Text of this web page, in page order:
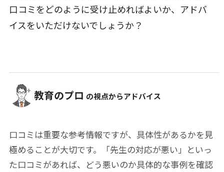
口コミをどのように受け止めればよいか、アドバ
イスをいただけないでしょうか？
教育のプロ の視点からアドバイス
口コミは重要な参考情報ですが、具体性があるかを見
極めることが大切です。「先生の対応が悪い」といっ
た口コミがあれば、どう悪いのか具体的な事例を確認